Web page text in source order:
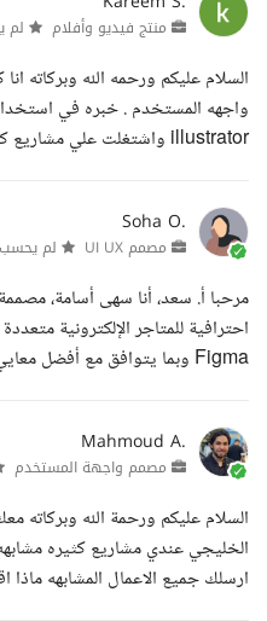
منتج فيديو وأفلام لم
illustrator واشتغلت علي مشاريع كثيرا جدا و...
Soha O.
مصمم UI UX لم يحسب
احترافية للمتاجر الإلكترونية
Figma وبما يتوافق مع أفضل معايي...
Mahmoud A.
مصمم واجهة المستخدم
السلام عليكم ورحمة الله
الخليجي عندي مشاريع كثيره
ارسلك جميع الاعمال المشابهه ماذا